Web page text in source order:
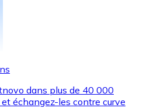
dans plus de 40 000
échangez-les contre curve